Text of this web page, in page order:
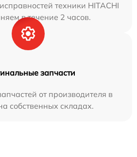
техники HITACHI
в течение 2 часов.
запчасти
от производителя в
собственных складах.